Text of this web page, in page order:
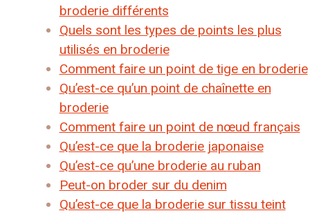
broderie différents
Quels sont les types de points les plus
utilisés en broderie
Comment faire un point de tige en broderie
Qu’est-ce qu’un point de chaînette en
broderie
Comment faire un point de nœud français
Qu’est-ce que la broderie japonaise
Qu’est-ce qu’une broderie au ruban
Peut-on broder sur du denim
Qu’est-ce que la broderie sur tissu teint